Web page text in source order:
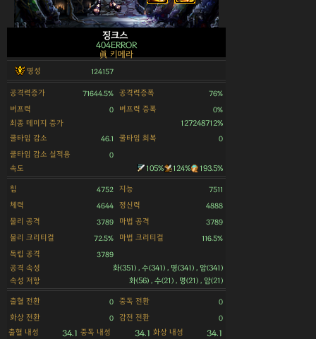
징크스
404ERROR
眞 키메라
명성 124157
공격력증가 71644.5% 공격력증폭 76%
버프력 0 버프력 증폭 0%
최종 데미지 증가
127248712%
쿨타임 감소
46.1 쿨타임 회복 0
쿨타임 감소 실적용 0
속도 105% 124% 193.5%
힘 4752 지능 7511
체력 4644 정신력 4888
물리 공격 3789 마법 공격 3789
물리 크리티컬 72.5% 마법 크리티컬 116.5%
독립 공격 3789
공격 속성
화(351) , 수(341) , 명(341) , 암(341)
속성 저항
화(56) , 수(21) , 명(21) , 암(21)
출혈 전환 0 중독 전환 0
화상 전환 0 감전 전환 0
출혈 내성 34.1 중독 내성 34.1 화상 내성 34.1